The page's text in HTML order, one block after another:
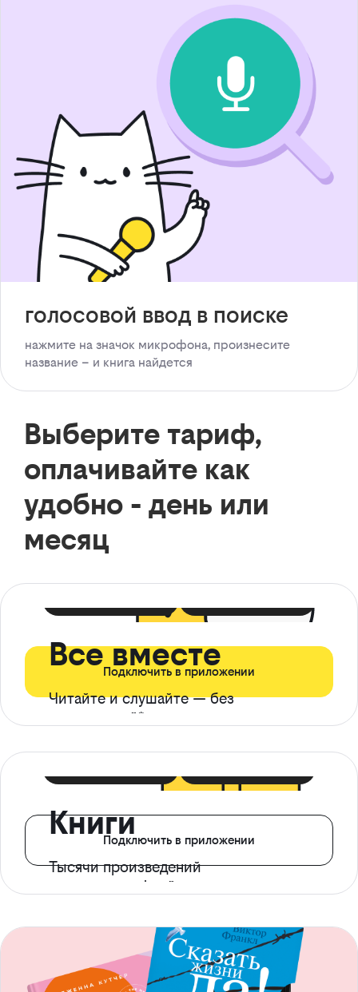
голосовой ввод в поиске
нажмите на значок микрофона, произнесите
название – и книга найдется
Выберите тариф,
оплачивайте как
удобно - день или
месяц
Все вместе
Читайте и слушайте — без
ограничений*
Подключить в приложении
Книги
Тысячи произведений
с доступом офлайн
Подключить в приложении